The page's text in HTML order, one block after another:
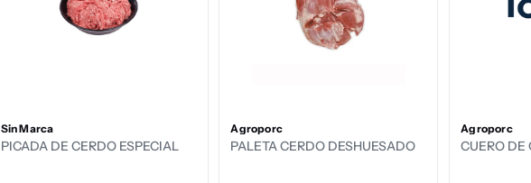
Sin Marca
PICADA DE CERDO ESPECIAL
Agroporc
PALETA CERDO DESHUESADO
Agroporc
CUERO DE